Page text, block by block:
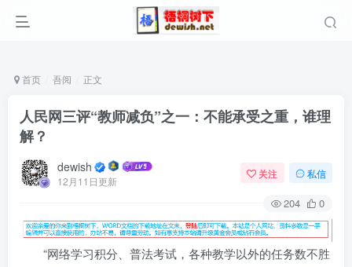
首页 吾阅 正文
人民网三评“教师减负”之一：不能承受之重，谁理
解？
dewish
12月11日更新
关注 私信
204 0
“网络学习积分、普法考试，各种教学以外的任务数不胜